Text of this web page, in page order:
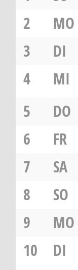
2
MO
3
DI
4
MI
5
DO
6
FR
7
SA
8
SO
9
MO
10
DI